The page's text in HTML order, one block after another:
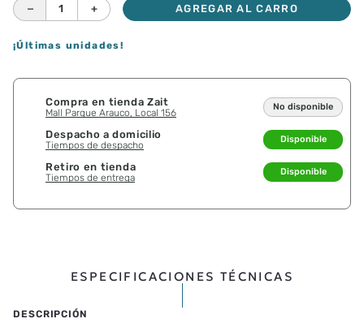
＋
－ AGREGAR AL CARRO
¡Últimas unidades!
Compra en tienda Zait
Mall Parque Arauco, Local 156
No disponible
Despacho a domicilio
Tiempos de despacho
Disponible
Retiro en tienda
Tiempos de entrega
Disponible
ESPECIFICACIONES TÉCNICAS